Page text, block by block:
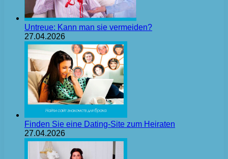
Untreue: Kann man sie vermeiden?
27.04.2026
Finden Sie eine Dating-Site zum Heiraten
27.04.2026